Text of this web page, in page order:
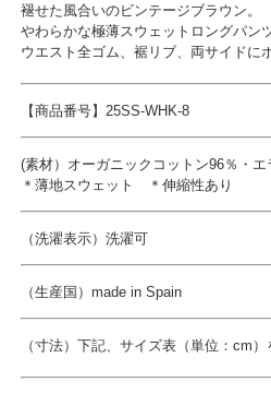
褪せた風合いのビンテージブラウン。
やわらかな極薄スウェットロングパンツ
ウエスト全ゴム、裾リブ、両サイドに
【商品番号】25SS-WHK-8
(素材）オーガニックコットン96％・エ
＊薄地スウェット ＊伸縮性あり
（洗濯表示）洗濯可
（生産国）made in Spain
（寸法） 下記、サイズ表（単位：cm